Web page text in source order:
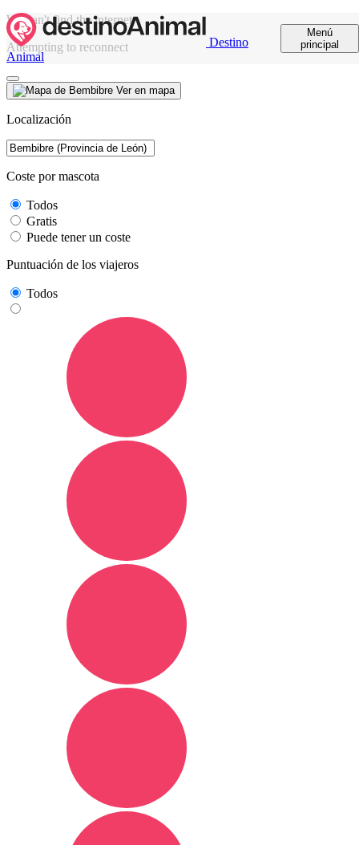
Destino
Animal
Menú
principal
We can't find the internet
Attempting to reconnect
Ver en mapa
Localización
Coste por mascota
Todos
Gratis
Puede tener un coste
Puntuación de los viajeros
Todos